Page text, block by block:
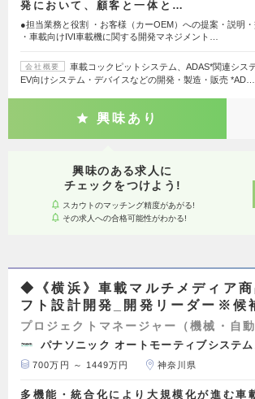
発において、顧客と一体と…
●担当業務と役割 ・お客様（カーOEM）への提案・説明
・車載向けIVI車載機に関する開発マネジメント…
会社概要
車載コックピットシステム、ADAS*関連シス
EV向けシステム・デバイスなどの開発・製造・販売 *AD…
興味あり
興味のある求人に
チェックをつけよう!
スカウトのマッチング精度があがる!
その求人への合格可能性がわかる!
◆《横浜》車載マルチメディア
フト設計開発_開発リーダー※候
プロジェクトマネージャー（機械・自動
パナソニック オートモーティブシステ
700万円 ～ 1449万円 神奈川県
多機能・統合化により大規模化が進む車